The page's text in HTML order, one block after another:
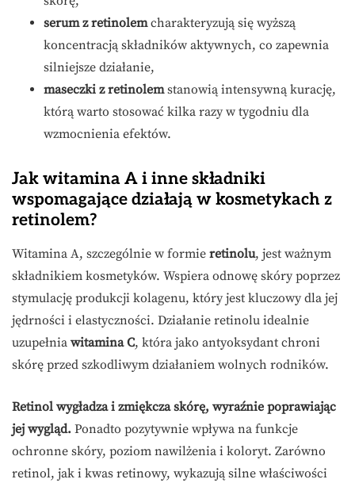
serum z retinolemcharakteryzują się wyższą
koncentracją składników aktywnych, co zapewnia
silniejsze działanie,
maseczki z retinolemstanowią intensywną kurację,
którą warto stosować kilka razy w tygodniu dla
wzmocnienia efektów.
Jak witamina A i inne składniki
wspomagające działają w kosmetykach z
retinolem?
Witamina A, szczególnie w formie retinolu, jest ważnym
składnikiem kosmetyków. Wspiera odnowę skóry poprzez
stymulację produkcji kolagenu, który jest kluczowy dla jej
jędrności i elastyczności. Działanie retinolu idealnie
uzupełnia witamina C, która jako antyoksydant chroni
skórę przed szkodliwym działaniem wolnych rodników.
Retinol wygładza i zmiękcza skórę, wyraźnie poprawiając
jej wygląd. Ponadto pozytywnie wpływa na funkcje
ochronne skóry, poziom nawilżenia i koloryt. Zarówno
retinol, jak i kwas retinowy, wykazują silne właściwości